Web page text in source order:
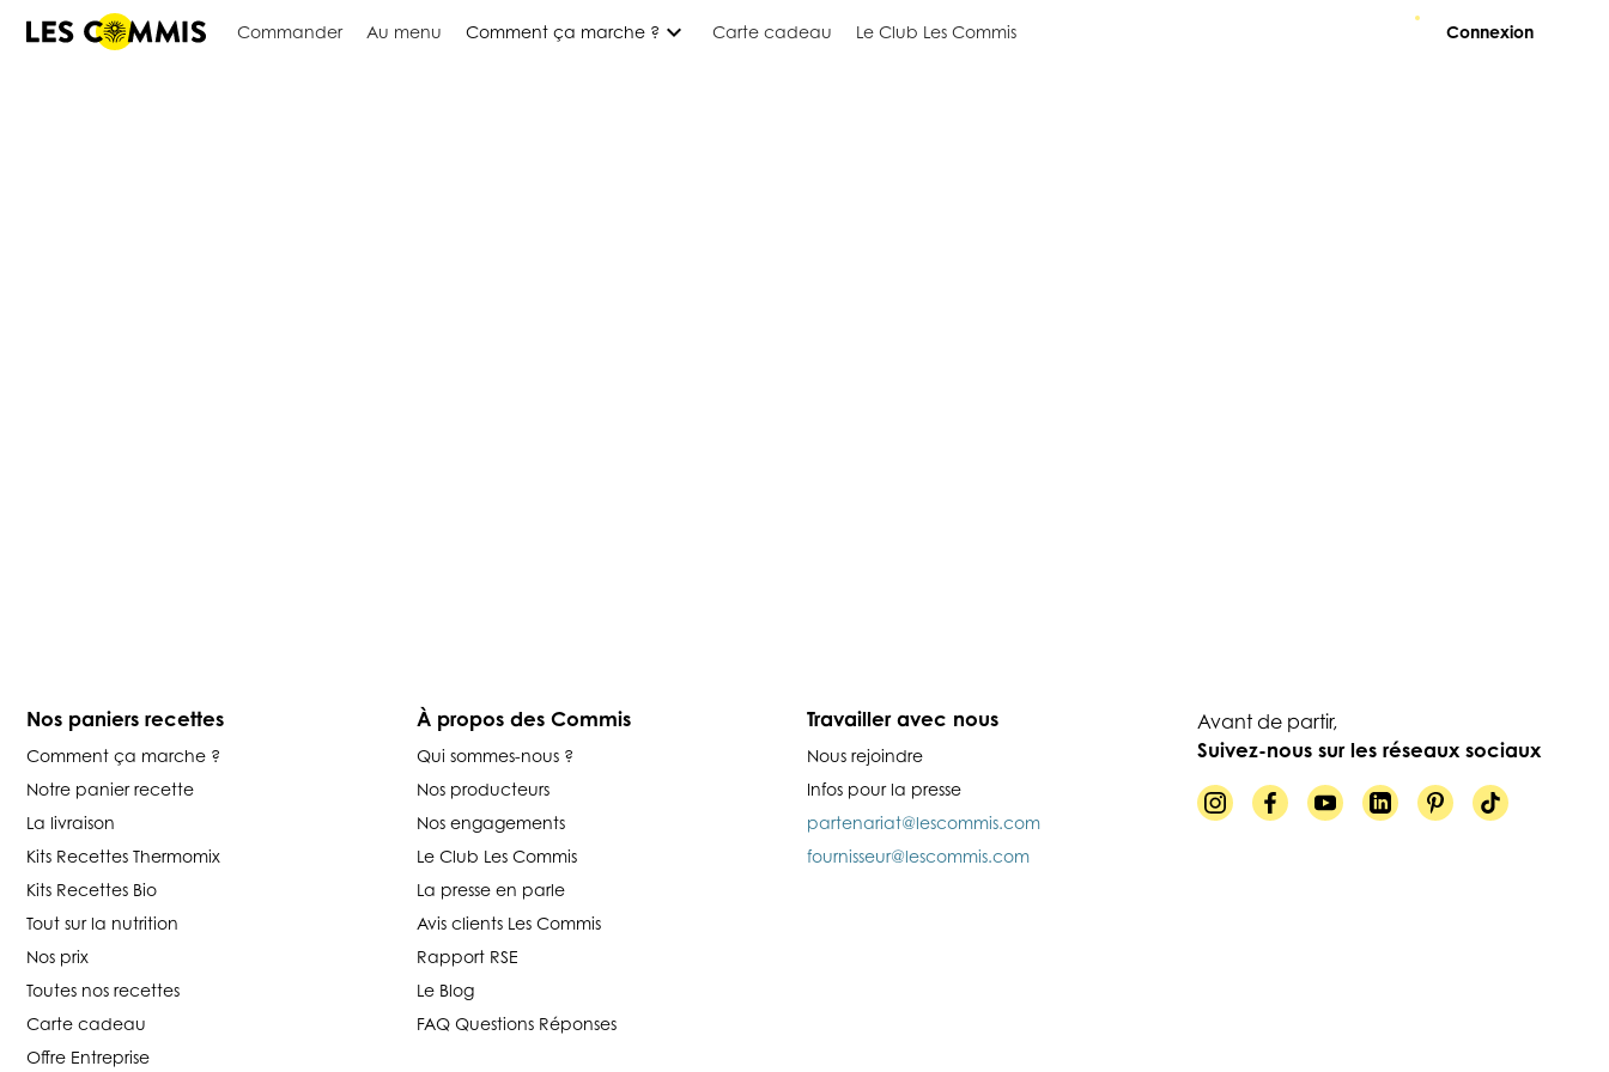
Commander Au menu Comment ça marche ? expand_more Carte cadeau Le Club Les Commis Connexion
Nos paniers recettes
Comment ça marche ?
Notre panier recette
La livraison
Kits Recettes Thermomix
Kits Recettes Bio
Tout sur la nutrition
Nos prix
Toutes nos recettes
Carte cadeau
Offre Entreprise
À propos des Commis
Qui sommes-nous ?
Nos producteurs
Nos engagements
Le Club Les Commis
La presse en parle
Avis clients Les Commis
Rapport RSE
Le Blog
FAQ Questions Réponses
Travailler avec nous
Nous rejoindre
Infos pour la presse
partenariat@lescommis.com
fournisseur@lescommis.com
Avant de partir,
Suivez-nous sur les réseaux sociaux